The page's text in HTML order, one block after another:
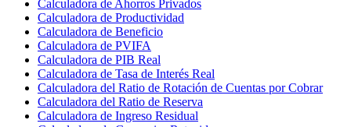
Calculadora de Ahorros Privados
Calculadora de Productividad
Calculadora de Beneficio
Calculadora de PVIFA
Calculadora de PIB Real
Calculadora de Tasa de Interés Real
Calculadora del Ratio de Rotación de Cuentas por Cobrar
Calculadora del Ratio de Reserva
Calculadora de Ingreso Residual